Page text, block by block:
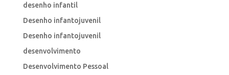
desenho infantil
Desenho infantojuvenil
Desenho infantojuvenil
desenvolvimento
Desenvolvimento Pessoal